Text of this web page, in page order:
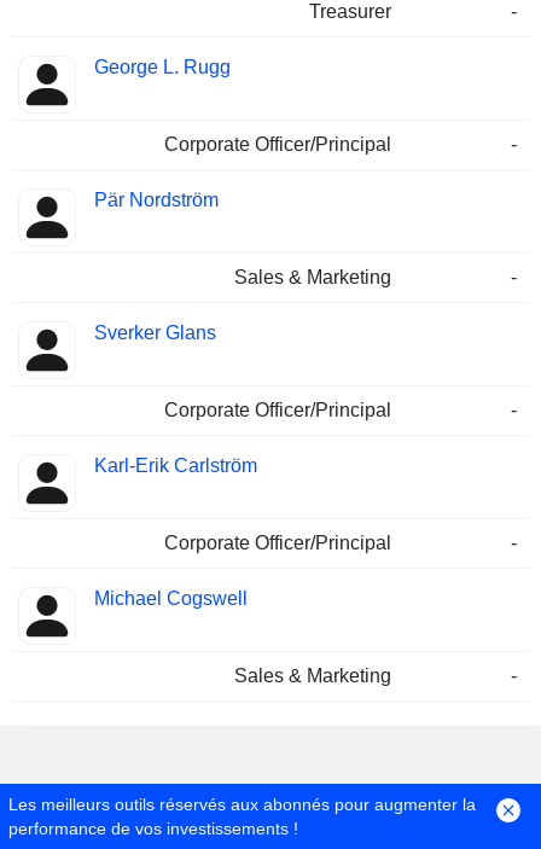
Treasurer -
George L. Rugg
Corporate Officer/Principal -
Pär Nordström
Sales & Marketing -
Sverker Glans
Corporate Officer/Principal -
Karl-Erik Carlström
Corporate Officer/Principal -
Michael Cogswell
Sales & Marketing -
Les meilleurs outils réservés aux abonnés pour augmenter la
performance de vos investissements !